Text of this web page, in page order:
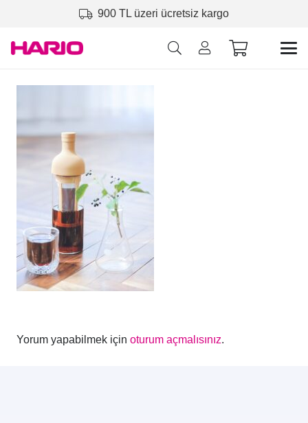
900 TL üzeri ücretsiz kargo
Yorum yapabilmek için oturum açmalısınız.